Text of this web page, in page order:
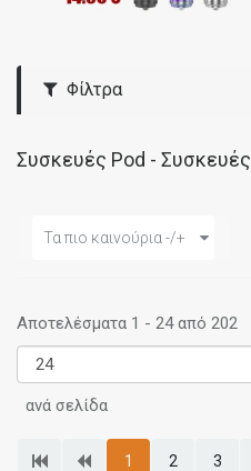
Φίλτρα
Συσκευές Pod - Συσκευές
Τα πιο καινούρια -/+
Αποτελέσματα 1 - 24 από 202
ανά σελίδα
1 2 3